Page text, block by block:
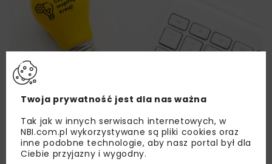
Twoja prywatność jest dla nas ważna
Tak jak w innych serwisach internetowych, w
NBI.com.pl wykorzystywane są pliki cookies oraz
inne podobne technologie, aby nasz portal był dla
Ciebie przyjazny i wygodny.